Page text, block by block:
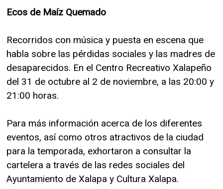
Ecos de Maíz Quemado
Recorridos con música y puesta en escena que
habla sobre las pérdidas sociales y las madres de
desaparecidos. En el Centro Recreativo Xalapeño
del 31 de octubre al 2 de noviembre, a las 20:00 y
21:00 horas.
Para más información acerca de los diferentes
eventos, así como otros atractivos de la ciudad
para la temporada, exhortaron a consultar la
cartelera a través de las redes sociales del
Ayuntamiento de Xalapa y Cultura Xalapa.